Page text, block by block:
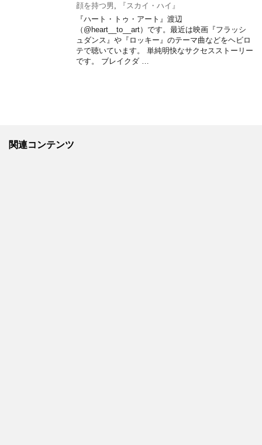
顔を持つ男
『スカイ・ハイ』
『ハート・トゥ・アート』渡辺
（@heart__to__art）です。最近は映画『フラッシ
ュダンス』や『ロッキー』のテーマ曲などをヘビロ
テで聴いています。 単純明快なサクセスストーリー
です。 ブレイクダ …
関連コンテンツ